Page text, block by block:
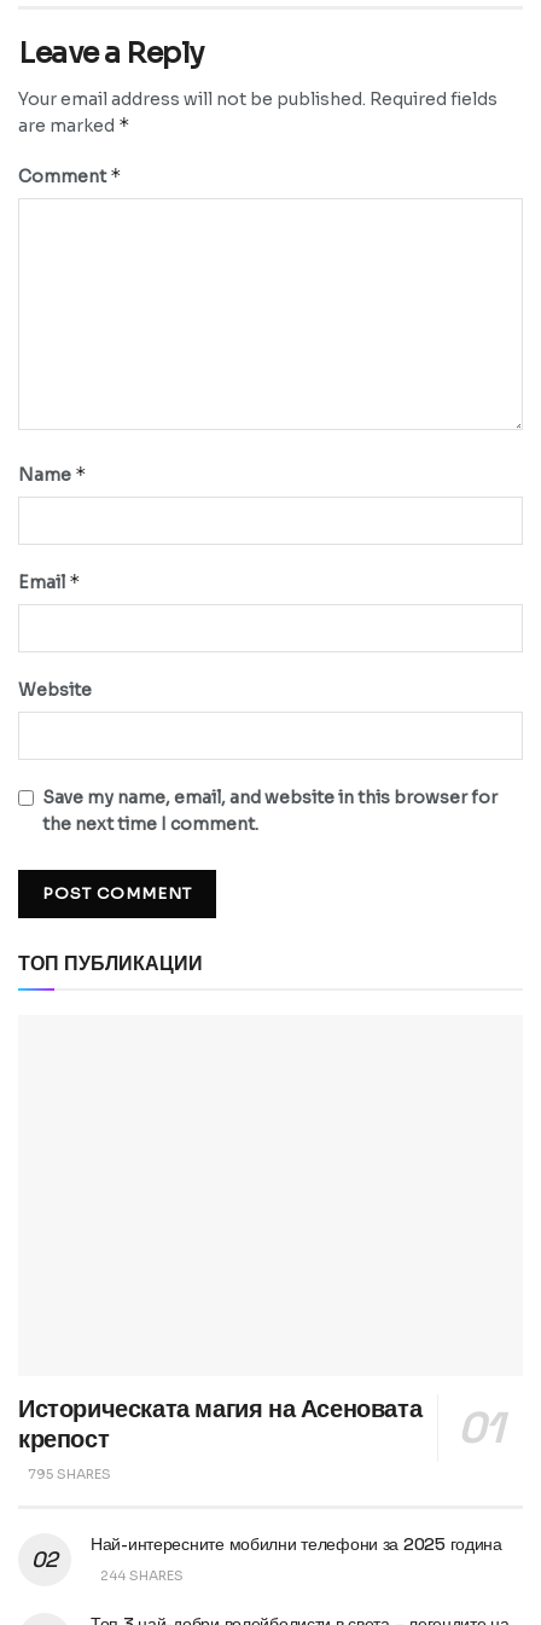
Leave a Reply
Your email address will not be published. Required fields
are marked *
Comment*
Name *
Email *
Website
Save my name, email, and website in this browser for
the next time I comment.
ТОП ПУБЛИКАЦИИ
Историческата магия на Асеновата
крепост
795 SHARES
Най-интересните мобилни телефони за 2025 година
244 SHARES